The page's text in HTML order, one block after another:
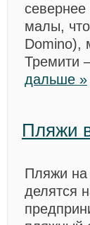
севернее
малы,
Domino),
Тремити
дальше »
Пляжи
Пляжи на
делятся